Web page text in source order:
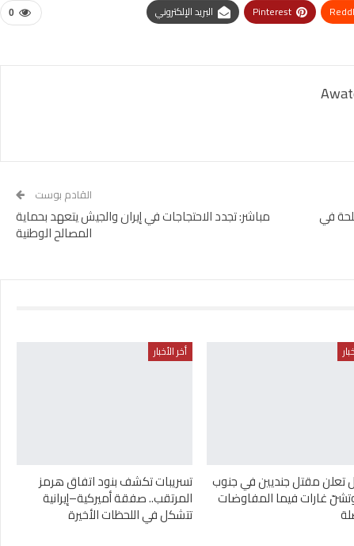
0 Pinterest البريد الإلكتروني
في
القادم بوست
مباشر: تجدد الاحتجاجات في إيران والجيش يتعهد بحماية
المصالح الوطنية
تعلن مقتل جنديين في جنوب
غارات فيما المفاوضات
أخر الأخبار
تسريبات تكشف بنود اتفاق هرمز
المرتقب.. صفقة أميركية–إيرانية
تتشكل في اللحظات الأخيرة